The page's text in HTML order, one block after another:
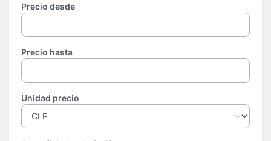
Precio desde
Precio hasta
Unidad precio